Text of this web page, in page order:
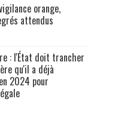
orange,
attendus
: l'État doit trancher
qu'il a déjà
2024 pour